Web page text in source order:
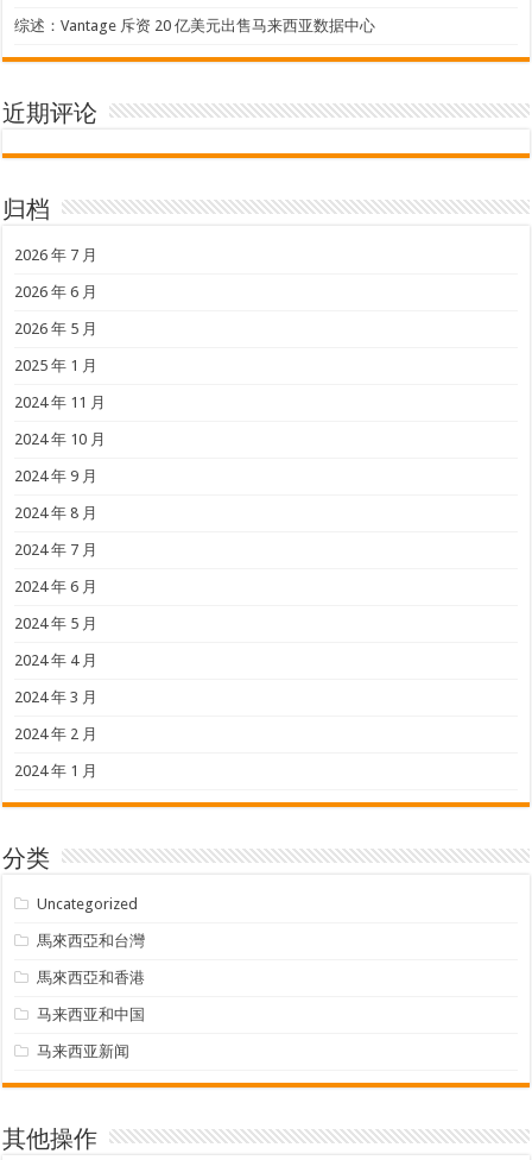
综述：Vantage 斥资 20 亿美元出售马来西亚数据中心
近期评论
归档
2026 年 7 月
2026 年 6 月
2026 年 5 月
2025 年 1 月
2024 年 11 月
2024 年 10 月
2024 年 9 月
2024 年 8 月
2024 年 7 月
2024 年 6 月
2024 年 5 月
2024 年 4 月
2024 年 3 月
2024 年 2 月
2024 年 1 月
分类
Uncategorized
馬來西亞和台灣
馬來西亞和香港
马来西亚和中国
马来西亚新闻
其他操作